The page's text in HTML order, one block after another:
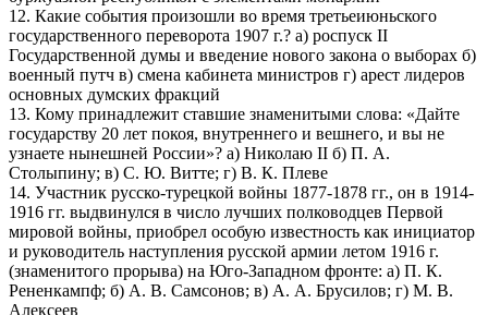
12. Какие события произошли во время третьеиюньского
государственного переворота 1907 г.? а) роспуск II
Государственной думы и введение нового закона о выборах б)
военный путч в) смена кабинета министров г) арест лидеров
основных думских фракций
13. Кому принадлежит ставшие знаменитыми слова: «Дайте
государству 20 лет покоя, внутреннего и вешнего, и вы не
узнаете нынешней России»? а) Николаю II б) П. А.
Столыпину; в) С. Ю. Витте; г) В. К. Плеве
14. Участник русско-турецкой войны 1877-1878 гг., он в 1914-
1916 гг. выдвинулся в число лучших полководцев Первой
мировой войны, приобрел особую известность как инициатор
и руководитель наступления русской армии летом 1916 г.
(знаменитого прорыва) на Юго-Западном фронте: а) П. К.
Рененкампф; б) А. В. Самсонов; в) А. А. Брусилов; г) М. В.
Алексеев